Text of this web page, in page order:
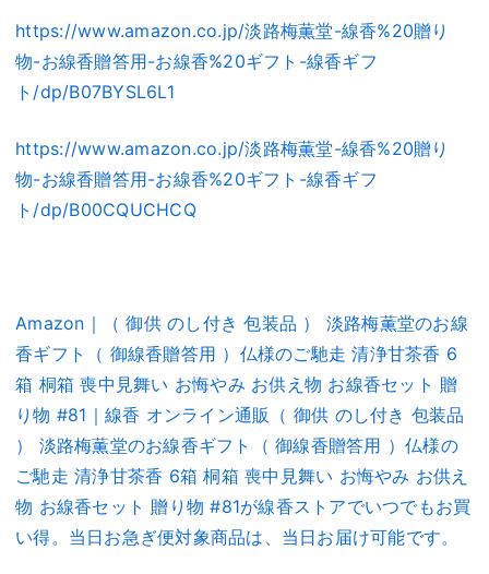
https://www.amazon.co.jp/淡路梅薫堂-線香%20贈り
物-お線香贈答用-お線香%20ギフト-線香ギフ
ト/dp/B07BYSL6L1
https://www.amazon.co.jp/淡路梅薫堂-線香%20贈り
物-お線香贈答用-お線香%20ギフト-線香ギフ
ト/dp/B00CQUCHCQ
Amazon｜（ 御供 のし付き 包装品 ） 淡路梅薫堂のお線
香ギフト（ 御線香贈答用 ）仏様のご馳走 清浄甘茶香 6
箱 桐箱 喪中見舞い お悔やみ お供え物 お線香セット 贈
り物 #81｜線香 オンライン通販（ 御供 のし付き 包装品
） 淡路梅薫堂のお線香ギフト（ 御線香贈答用 ）仏様の
ご馳走 清浄甘茶香 6箱 桐箱 喪中見舞い お悔やみ お供え
物 お線香セット 贈り物 #81が線香ストアでいつでもお買
い得。当日お急ぎ便対象商品は、当日お届け可能です。